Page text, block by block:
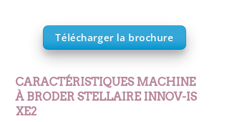
Télécharger la brochure
CARACTÉRISTIQUES MACHINE
À BRODER STELLAIRE INNOV-IS
XE2